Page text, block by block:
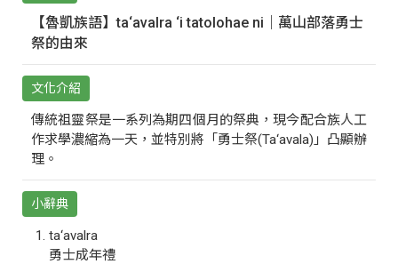
【魯凱族語】ta‘avalra ‘i tatolohae ni｜萬山部落勇士
祭的由來
文化介紹
傳統祖靈祭是一系列為期四個月的祭典，現今配合族人工
作求學濃縮為一天，並特別將「勇士祭(Ta‘avala)」凸顯辦
理。
小辭典
ta‘avalra
勇士成年禮